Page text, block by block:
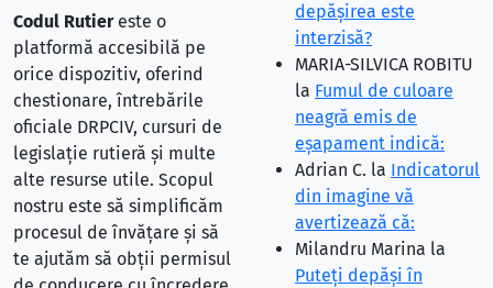
Codul Rutiereste o
platformă accesibilă pe
orice dispozitiv, oferind
chestionare, întrebările
oficiale DRPCIV, cursuri de
legislație rutieră și multe
alte resurse utile. Scopul
nostru este să simplificăm
procesul de învățare și să
te ajutăm să obții permisul
depăşirea este
interzisă?
MARIA-SILVICA ROBITU
la Fumul de culoare
neagră emis de
eşapament indică:
Adrian C. la Indicatorul
din imagine vă
avertizează că:
Milandru Marina la
Puteţi depăşi în